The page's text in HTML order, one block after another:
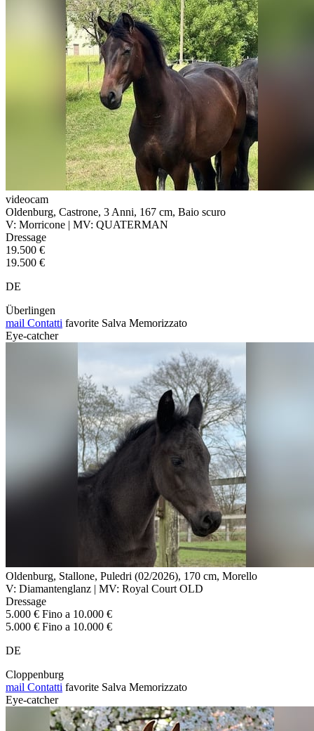
videocam
Oldenburg, Castrone, 3 Anni, 167 cm, Baio scuro
V: Morricone | MV: QUATERMAN
Dressage
19.500 €
19.500 €
DE
Überlingen
mail Contatti favorite Salva Memorizzato
Eye-catcher
Oldenburg, Stallone, Puledri (02/2026), 170 cm, Morello
V: Diamantenglanz | MV: Royal Court OLD
Dressage
5.000 € Fino a 10.000 €
5.000 € Fino a 10.000 €
DE
Cloppenburg
mail Contatti favorite Salva Memorizzato
Eye-catcher